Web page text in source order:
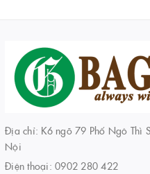
Địa chỉ: K6 ngõ 79 Phố Ngô Thì
Nội
Điện thoại: 0902 280 422